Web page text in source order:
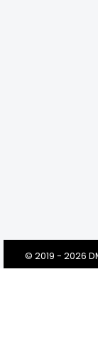
© 2019 - 2026